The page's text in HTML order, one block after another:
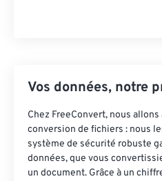
Vos données, notre
Chez FreeConvert, nous
conversion de fichiers : nous
système de sécurité robuste
données, que vous
un document. Grâce à un